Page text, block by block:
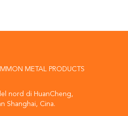
METAL PRODUCTS
nord di HuanCheng,
Shanghai, Cina.